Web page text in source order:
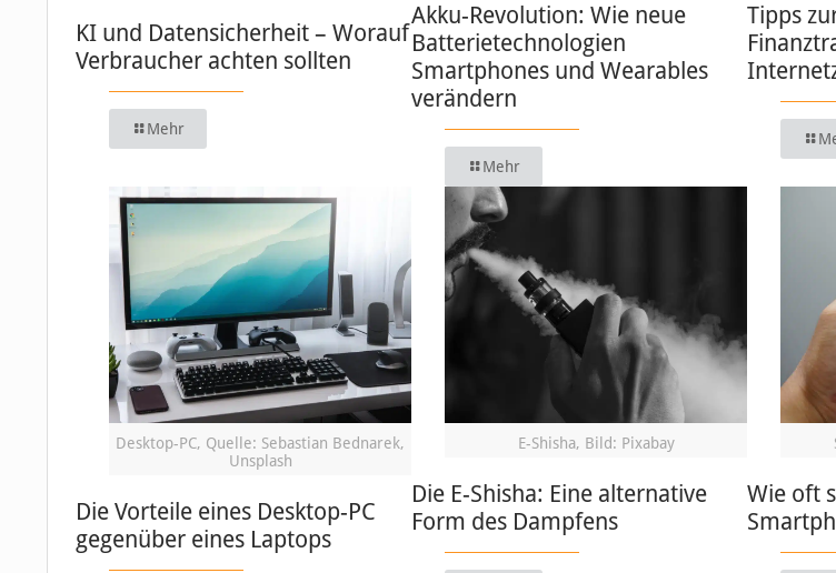
KI und Datensicherheit – Worauf
Verbraucher achten sollten
Mehr
Akku-Revolution: Wie neue
Batterietechnologien
Smartphones und Wearables
verändern
Mehr
Tipps
Desktop-PC, Quelle: Sebastian Bednarek,
Unsplash
Die Vorteile eines Desktop-PC
gegenüber eines Laptops
E-Shisha, Bild: Pixabay
Die E-Shisha: Eine alternative
Form des Dampfens
Wie oft